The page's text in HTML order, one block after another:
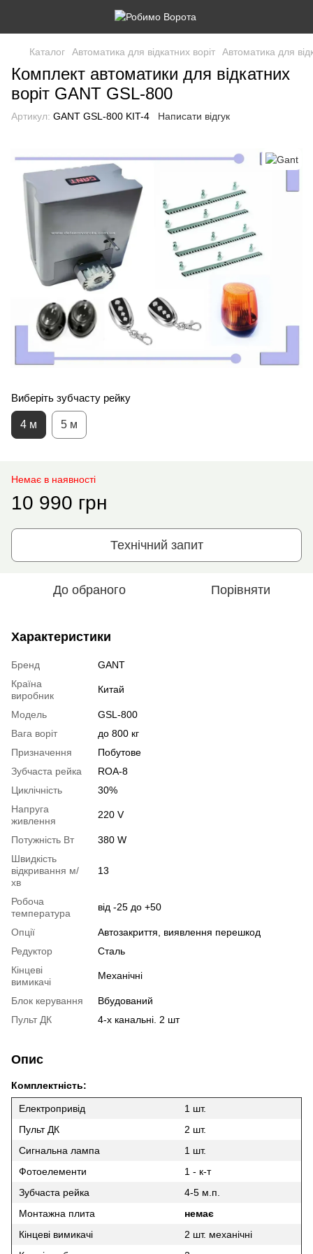
Каталог Автоматика для відкатних воріт Автоматика для
Комплект автоматики для відкатних
воріт GANT GSL-800
Артикул: GANT GSL-800 KIT-4 Написати відгук
Виберіть зубчасту рейку
4 м 5 м
Немає в наявності
10 990 грн
Технічний запит
До обраного Порівняти
Характеристики
Бренд
GANT
Країна
виробник
Китай
Модель
GSL-800
Вага воріт
до 800 кг
Призначення
Побутове
Зубчаста рейка
ROA-8
Циклічність
30%
Напруга
живлення
220 V
Потужність Вт
380 W
Швидкість
відкривання м/
хв
13
Робоча
температура
від -25 до +50
Опції
Автозакриття, виявлення перешкод
Редуктор
Сталь
Кінцеві
вимикачі
Механічні
Блок керування
Вбудований
Пульт ДК
4-х канальні. 2 шт
Опис
Комплектність:
Електропривід
1 шт.
Пульт ДК
2 шт.
Сигнальна лампа
1 шт.
Фотоелементи
1 - к-т
Зубчаста рейка
4-5 м.п.
Монтажна плита
немає
Кінцеві вимикачі
2 шт. механічні